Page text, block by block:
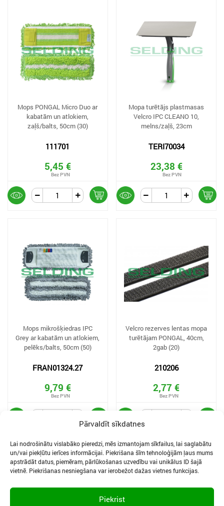
Pārvaldīt sīkdatnes
Lai nodrošinātu vislabāko pieredzi, mēs izmantojam sīkfailus, lai saglabātu
un/vai piekļūtu ierīces informācijai. Piekrišana šīm tehnoloģijām ļaus mums
apstrādāt datus, piemēram, pārlūkošanas uzvedību vai unikālus ID šajā
vietnē. Piekrišanas nesniegšana var ierobežot dažas vietnes funkcijas.
Piekrist
Mops PONGAL Micro Duo ar
kabatām un atlokiem,
zaļš/balts, 50cm (30)
111701
5,45 €
Mopa turētājs plastmasas
Velcro IPC CLEANO 10,
melns/zaļš, 23cm
TERI70034
23,38 €
Mops mikrošķiedras IPC
Grey ar kabatām un atlokiem,
pelēks/balts, 50cm (50)
FRAN01324.27
9,79 €
Velcro rezerves lentas mopa
turētājam PONGAL, 40cm,
2gab (20)
210206
2,77 €
LIETOŠANAS NOTEIKUMI